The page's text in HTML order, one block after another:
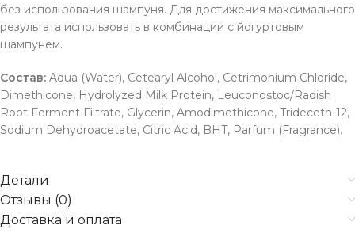
без использования шампуня. Для достижения максимального
результата использовать в комбинации с йогуртовым
шампунем.
Состав: Aqua (Water), Cetearyl Alcohol, Cetrimonium Chloride,
Dimethicone, Hydrolyzed Milk Protein, Leuconostoc/Radish
Root Ferment Filtrate, Glycerin, Amodimethicone, Trideceth-12,
Sodium Dehydroacetate, Citric Acid, BHT, Parfum (Fragrance).
Детали
Отзывы (0)
Доставка и оплата